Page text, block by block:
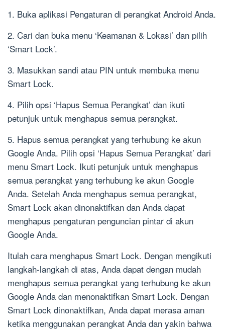
1. Buka aplikasi Pengaturan di perangkat Android Anda.
2. Cari dan buka menu ‘Keamanan & Lokasi’ dan pilih
‘Smart Lock’.
3. Masukkan sandi atau PIN untuk membuka menu
Smart Lock.
4. Pilih opsi ‘Hapus Semua Perangkat’ dan ikuti
petunjuk untuk menghapus semua perangkat.
5. Hapus semua perangkat yang terhubung ke akun
Google Anda. Pilih opsi ‘Hapus Semua Perangkat’ dari
menu Smart Lock. Ikuti petunjuk untuk menghapus
semua perangkat yang terhubung ke akun Google
Anda. Setelah Anda menghapus semua perangkat,
Smart Lock akan dinonaktifkan dan Anda dapat
menghapus pengaturan penguncian pintar di akun
Google Anda.
Itulah cara menghapus Smart Lock. Dengan mengikuti
langkah-langkah di atas, Anda dapat dengan mudah
menghapus semua perangkat yang terhubung ke akun
Google Anda dan menonaktifkan Smart Lock. Dengan
Smart Lock dinonaktifkan, Anda dapat merasa aman
ketika menggunakan perangkat Anda dan yakin bahwa